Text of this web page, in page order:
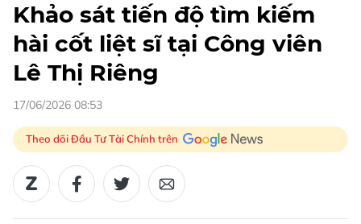
Khảo sát tiến độ tìm kiếm
hài cốt liệt sĩ tại Công viên
Lê Thị Riêng
17/06/2026 08:53
Theo dõi Đầu Tư Tài Chính trên